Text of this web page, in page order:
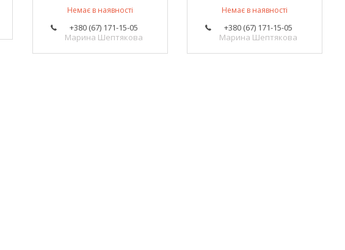
Немає в наявності
+380 (67) 171-15-05
Марина Шептякова
Немає в наявності
+380 (67) 171-15-05
Марина Шептякова